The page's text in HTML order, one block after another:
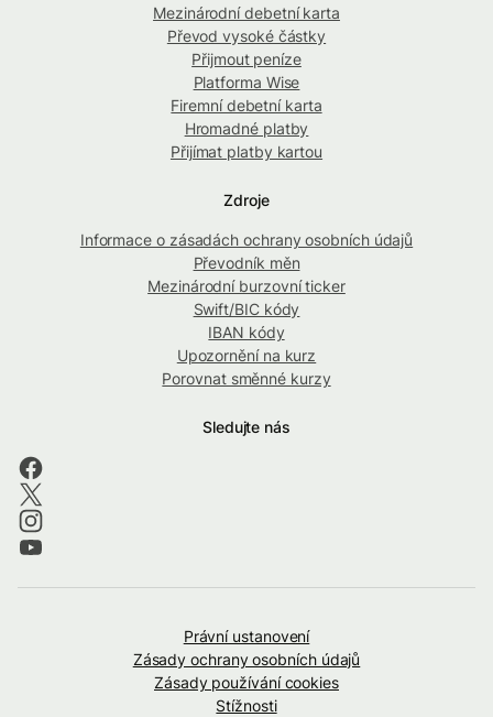
Mezinárodní debetní karta
Převod vysoké částky
Přijmout peníze
Platforma Wise
Firemní debetní karta
Hromadné platby
Přijímat platby kartou
Zdroje
Informace o zásadách ochrany osobních údajů
Převodník měn
Mezinárodní burzovní ticker
Swift/BIC kódy
IBAN kódy
Upozornění na kurz
Porovnat směnné kurzy
Sledujte nás
Právní ustanovení
Zásady ochrany osobních údajů
Zásady používání cookies
Stížnosti